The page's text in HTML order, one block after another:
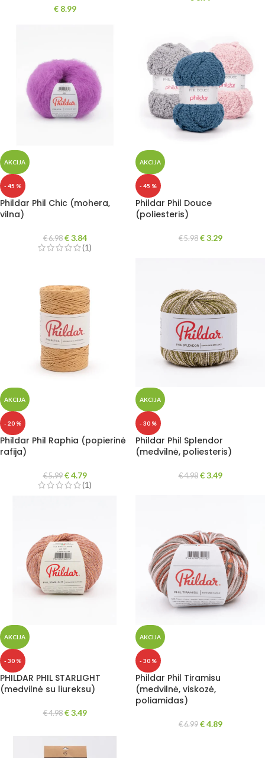
€8.99
AKCIJA
- 45 %
Phildar Phil Chic (mohera,
vilna)
€6.98 €3.84
(1)
AKCIJA
- 45 %
Phildar Phil Douce
(poliesteris)
€5.98 €3.29
AKCIJA
- 20 %
Phildar Phil Raphia (popierinė
rafija)
€5.99 €4.79
(1)
AKCIJA
- 30 %
Phildar Phil Splendor
(medvilnė, poliesteris)
€4.98 €3.49
AKCIJA
- 30 %
PHILDAR PHIL STARLIGHT
(medvilnė su liureksu)
€4.98 €3.49
AKCIJA
- 30 %
Phildar Phil Tiramisu
(medvilnė, viskozė,
poliamidas)
€6.99 €4.89